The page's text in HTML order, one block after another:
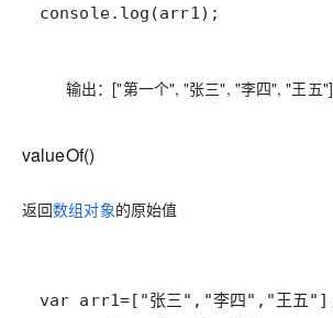
console.log(arr1);
输出：["第一个", "张三", "李四", "王五"]
valueOf()
返回数组对象的原始值